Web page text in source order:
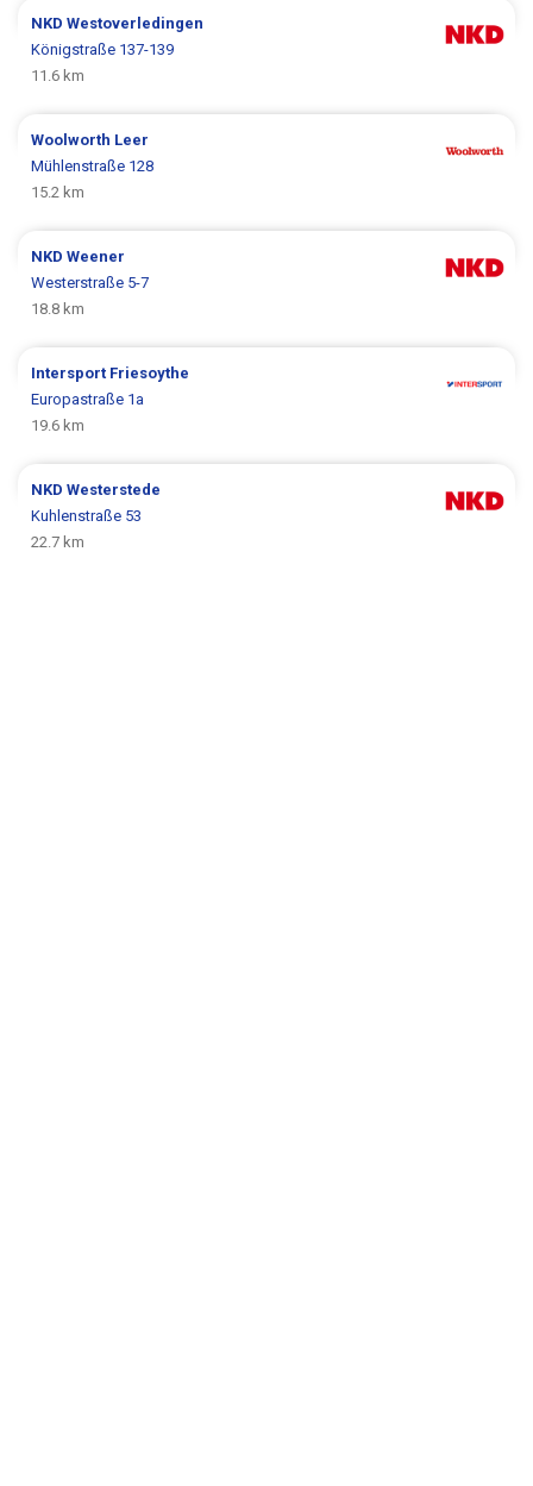
NKDWestoverledingen
Königstraße 137-139
11.6 km
Woolworth Leer
Mühlenstraße 128
15.2 km
NKDWeener
Westerstraße 5-7
18.8 km
Intersport Friesoythe
Europastraße 1a
19.6 km
NKDWesterstede
Kuhlenstraße 53
22.7 km